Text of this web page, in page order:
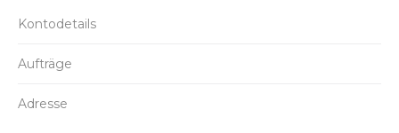
Kontodetails
Aufträge
Adresse